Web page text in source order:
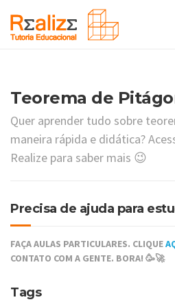
Teorema de
Quer aprender tudo sobre
maneira rápida e didática?
Realize para saber mais 😉
Precisa de ajuda para
FAÇA AULAS PARTICULARES. CLIQUE
CONTATO COM A GENTE. BORA! 🥳🚀
Tags